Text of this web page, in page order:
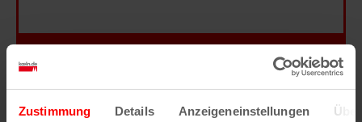
Zustimmung Details Anzeigeneinstellungen
Fehler/Problem melden